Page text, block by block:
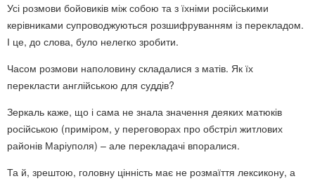
Усі розмови бойовиків між собою та з їхніми російськими
керівниками супроводжуються розшифруванням із перекладом.
І це, до слова, було нелегко зробити.
Часом розмови наполовину складалися з матів. Як їх
перекласти англійською для суддів?
Зеркаль каже, що і сама не знала значення деяких матюків
російською (приміром, у переговорах про обстріл житлових
районів Маріуполя) – але перекладачі впоралися.
Та й, зрештою, головну цінність має не розмаїття лексикону, а